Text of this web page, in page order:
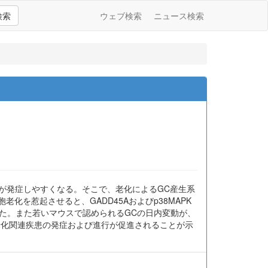
索 ウェブ検索 ニュース検索
症しやすくなる。そこで、老化によるGC産生系
化を惹起させると、GADD45Aおよびp38MAPK
また若いマウスで認められるGCの日内変動が、
関連疾患の発症および進行が促進されることが示